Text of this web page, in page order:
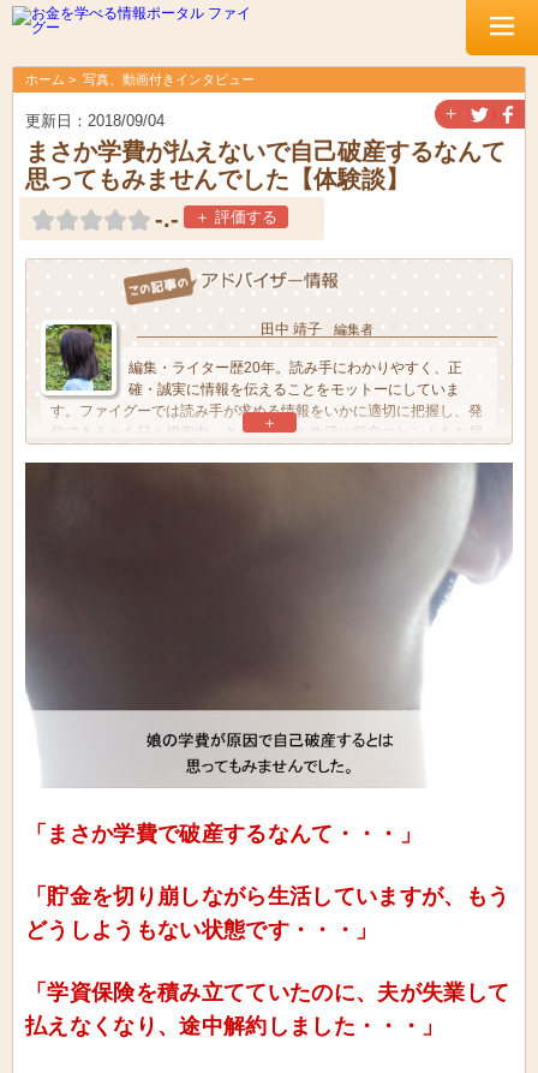
ホーム 写真、動画付きインタビュー
更新日：2018/09/04
まさか学費が払えないで自己破産するなんて
思ってもみませんでした【体験談】
＋
-.- ＋ 評価する
田中 靖子 編集者
編集・ライター歴20年。読み手にわかりやすく、正
確・誠実に情報を伝えることをモットーにしていま
す。ファイグーでは読み手が求める情報をいかに適切に把握し、発
信できるかを日々模索中。ささやかでも生活に役立つヒントをお届
＋
「まさか学費で破産するなんて・・・」
「貯金を切り崩しながら生活していますが、もう
どうしようもない状態です・・・」
「学資保険を積み立てていたのに、夫が失業して
払えなくなり、途中解約しました・・・」